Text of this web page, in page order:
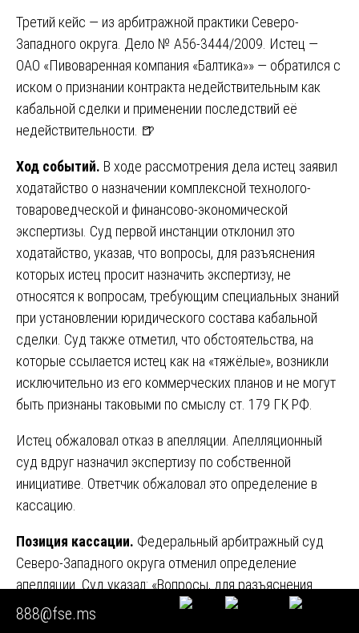
Третий кейс — из арбитражной практики Северо-
Западного округа. Дело № А56-3444/2009. Истец —
ОАО «Пивоваренная компания «Балтика»» — обратился с
иском о признании контракта недействительным как
кабальной сделки и применении последствий её
недействительности. 🍺
Ход событий. В ходе рассмотрения дела истец заявил
ходатайство о назначении комплексной технолого-
товароведческой и финансово-экономической
экспертизы. Суд первой инстанции отклонил это
ходатайство, указав, что вопросы, для разъяснения
которых истец просит назначить экспертизу, не
относятся к вопросам, требующим специальных знаний
при установлении юридического состава кабальной
сделки. Суд также отметил, что обстоятельства, на
которые ссылается истец как на «тяжёлые», возникли
исключительно из его коммерческих планов и не могут
быть признаны таковыми по смыслу ст. 179 ГК РФ.
Истец обжаловал отказ в апелляции. Апелляционный
суд вдруг назначил экспертизу по собственной
инициативе. Ответчик обжаловал это определение в
кассацию.
Позиция кассации. Федеральный арбитражный суд
Северо-Западного округа отменил определение
апелляции. Суд указал: «Вопросы, для разъяснения
которых истец заявил ходатайство о назначении
экспертизы, не относятся к вопросам, требующим
888@fse.ms